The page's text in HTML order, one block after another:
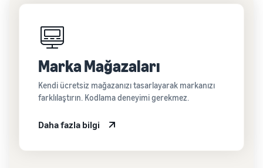
Marka Mağazaları
Kendi ücretsiz mağazanızı tasarlayarak markanızı
farklılaştırın. Kodlama deneyimi gerekmez.
Daha fazla bilgi